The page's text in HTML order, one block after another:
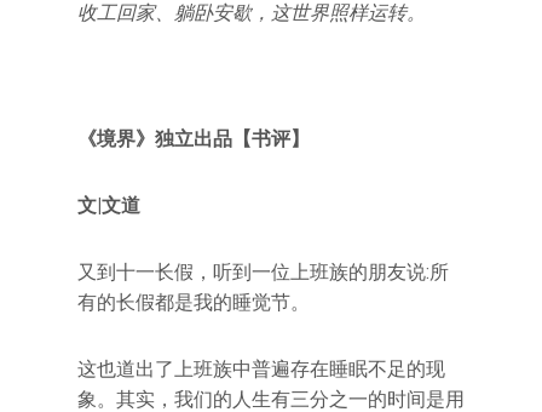
收工回家、躺卧安歇，这世界照样运转。
《境界》独立出品【书评】
文|文道
又到十一长假，听到一位上班族的朋友说:所
有的长假都是我的睡觉节。
这也道出了上班族中普遍存在睡眠不足的现
象。其实，我们的人生有三分之一的时间是用